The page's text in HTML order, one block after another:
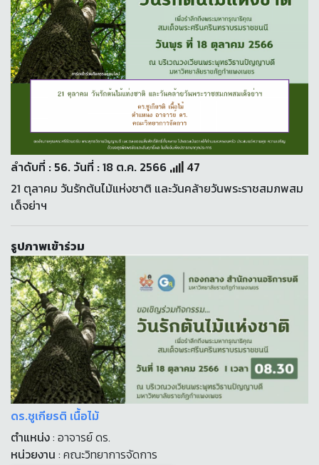
ลำดับที่ : 56. วันที่ : 18 ต.ค. 2566
47
21 ตุลาคม วันรักต้นไม้แห่งชาติ และวันคล้ายวันพระราชสมภพสม
เด็จย่าฯ
รูปภาพเข้าร่วม
ดร.ชูเกียรติ เนื้อไม้
ตำแหน่ง: อาจารย์ ดร.
หน่วยงาน : คณะวิทยาการจัดการ